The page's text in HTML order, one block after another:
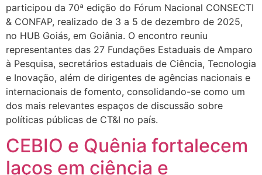
participou da 70ª edição do Fórum Nacional CONSECTI
& CONFAP, realizado de 3 a 5 de dezembro de 2025,
no HUB Goiás, em Goiânia. O encontro reuniu
representantes das 27 Fundações Estaduais de Amparo
à Pesquisa, secretários estaduais de Ciência, Tecnologia
e Inovação, além de dirigentes de agências nacionais e
internacionais de fomento, consolidando-se como um
dos mais relevantes espaços de discussão sobre
políticas públicas de CT&I no país.
CEBIO e Quênia fortalecem
laços em ciência e